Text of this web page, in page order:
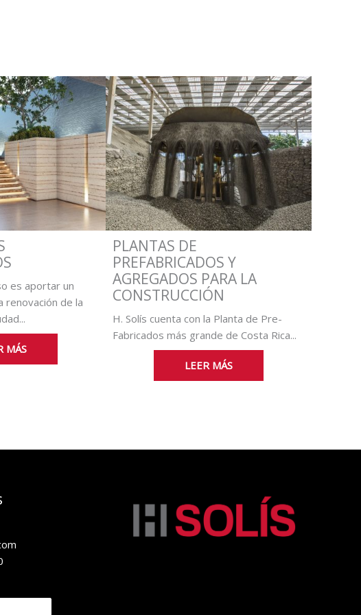
es aportar un
renovación de la
MÁS
PLANTAS DE
PREFABRICADOS Y
AGREGADOS PARA LA
CONSTRUCCIÓN
H. Solís cuenta con la Planta de Pre-
Fabricados más grande de Costa Rica...
LEER MÁS